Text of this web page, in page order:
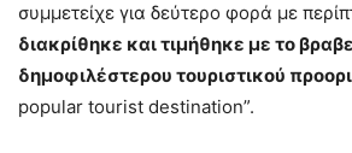
συμμετείχε για δεύτερο φορά με
διακρίθηκε καιτιμήθηκε με το
δημοφιλέστερου τουριστικού
popular tourist destination”.